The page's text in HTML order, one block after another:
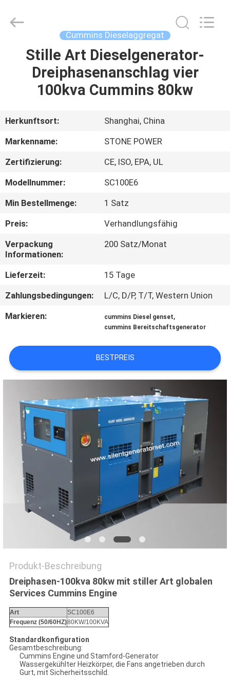
HAUS
PRODUKTE
ÜBER
UNS
FABRIK-
AUSFLUG
QUALITÄTSKONTROLLE
TRETEN
SIE
MIT
IN
VERBINDUNG
FORDERN
ZITAT
SITEMAP
PRIVACY
POLICY
CO.,LTD.
Cummins Dieselaggregat
Stille Art Dieselgenerator-
Dreiphasenanschlag vier
100kva Cummins 80kw
Herkunftsort:
Shanghai, China
Markenname:
STONE POWER
Zertifizierung:
CE, ISO, EPA, UL
Modellnummer:
SC100E6
Min Bestellmenge:
1 Satz
Preis:
Verhandlungsfähig
Verpackung
Informationen:
200 Satz/Monat
Lieferzeit:
15 Tage
Zahlungsbedingungen:
L/C, D/P, T/T, Western Union
Markieren:
cummins Diesel genset,
cummins Bereitschaftsgenerator
BESTPREIS
Produkt-Beschreibung
Dreiphasen-100kva 80kw mit stiller Art globalen
Services Cummins Engine
Art
SC100E6
Frequenz (50/60HZ)80KW/100KVA
Standardkonfiguration
Gesamtbeschreibung:
Cummins Engine und Stamford-Generator
Wassergekühlter Heizkörper, die Fans angetrieben durch
Gurt, mit Sicherheitsschild.